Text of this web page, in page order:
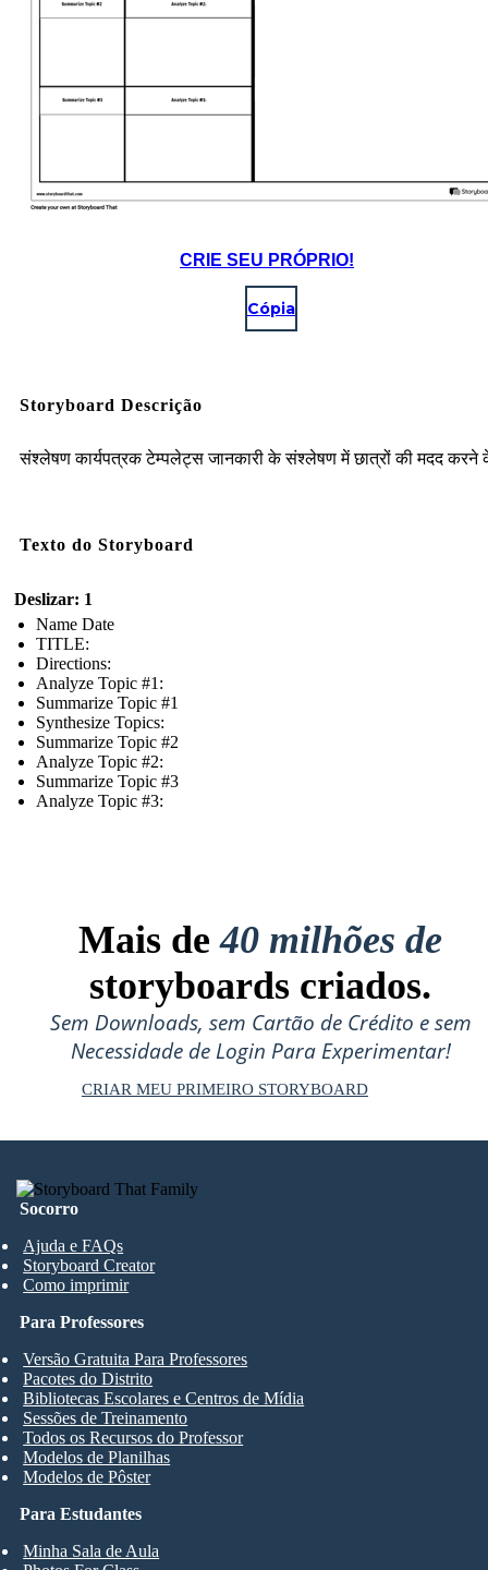
CRIE SEU PRÓPRIO!
Cópia
Storyboard Descrição
संश्लेषण कार्यपत्रक टेम्पलेट्स जानकारी के संश्लेषण में छात्रों की मदद करने
Texto do Storyboard
Deslizar: 1
Name Date
TITLE :
Directions:
Analyze Topic #1:
Summarize Topic #1
Synthesize Topics:
Summarize Topic #2
Analyze Topic #2:
Summarize Topic #3
Analyze Topic #3:
Mais de40 milhões de
storyboards criados.
Sem Downloads, sem Cartão de Crédito e sem
Necessidade de Login Para Experimentar!
CRIAR MEU PRIMEIRO STORYBOARD
Socorro
Ajuda e FAQs
Storyboard Creator
Como imprimir
Para Estudantes
Minha Sala de Aula
Para Professores
Versão Gratuita Para Professores
Pacotes do Distrito
Bibliotecas Escolares e Centros de Mídia
Sessões de Treinamento
Todos os Recursos do Professor
Modelos de Planilhas
Modelos de Pôster